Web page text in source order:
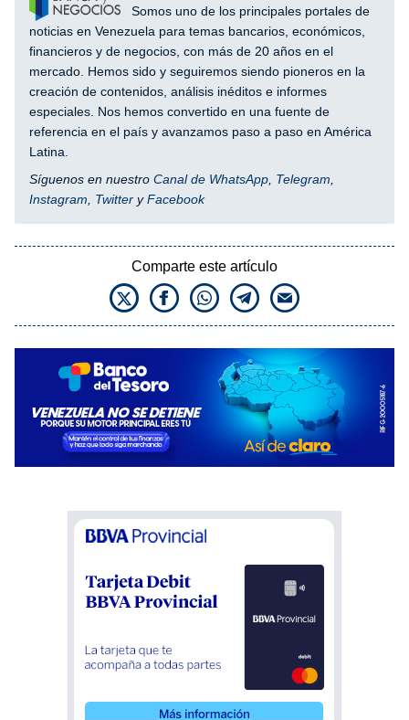
Somos uno de los principales portales de
noticias en Venezuela para temas bancarios, económicos,
financieros y de negocios, con más de 20 años en el
mercado. Hemos sido y seguiremos siendo pioneros en la
creación de contenidos, análisis inéditos e informes
especiales. Nos hemos convertido en una fuente de
referencia en el país y avanzamos paso a paso en América
Latina.
Síguenos en nuestro Canal de WhatsApp Telegram
Instagram
Twitter yFacebook
Comparte este artículo